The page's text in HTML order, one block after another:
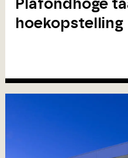
Plafondhoge
hoekopstelling